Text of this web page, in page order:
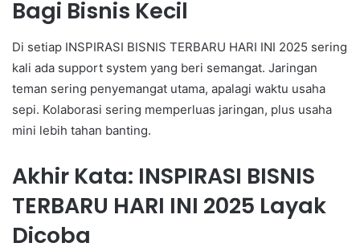
Bagi Bisnis Kecil
Di setiap INSPIRASI BISNIS TERBARU HARI INI 2025 sering
kali ada support system yang beri semangat. Jaringan
teman sering penyemangat utama, apalagi waktu usaha
sepi. Kolaborasi sering memperluas jaringan, plus usaha
mini lebih tahan banting.
Akhir Kata: INSPIRASI BISNIS
TERBARU HARI INI 2025 Layak
Dicoba